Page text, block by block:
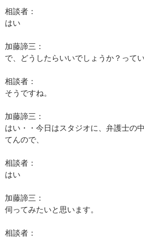
相談者：
はい
加藤諦三：
で、どうしたらいいでしょうか？って
相談者：
そうですね。
加藤諦三：
はい・・今日はスタジオに、弁護士の
てんので、
相談者：
はい
加藤諦三：
伺ってみたいと思います。
相談者：